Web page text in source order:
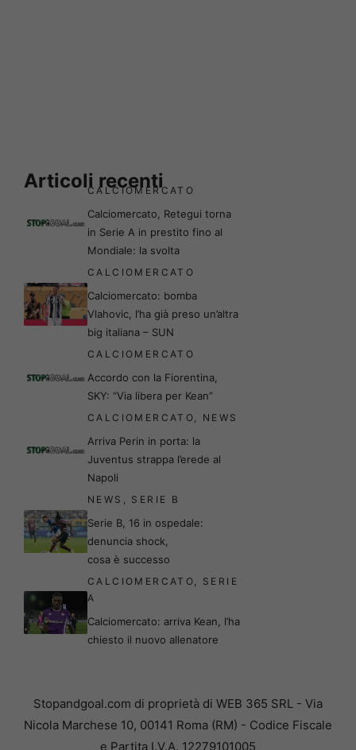
Articoli recenti
CALCIOMERCATO
Calciomercato, Retegui torna
in Serie A in prestito fino al
Mondiale: la svolta
CALCIOMERCATO
Calciomercato: bomba
Vlahovic, l’ha già preso un’altra
big italiana – SUN
CALCIOMERCATO
Accordo con la Fiorentina,
SKY: “Via libera per Kean”
CALCIOMERCATO NEWS
Arriva Perin in porta: la
Juventus strappa l’erede al
Napoli
NEWS SERIE B
Serie B, 16 in ospedale:
denuncia shock,
cosa è successo
CALCIOMERCATO
SERIE
A
Calciomercato: arriva Kean, l’ha
chiesto il nuovo allenatore
Stopandgoal.com di proprietà di WEB 365 SRL - Via
Nicola Marchese 10, 00141 Roma (RM) - Codice Fiscale
e Partita I.V.A. 12279101005